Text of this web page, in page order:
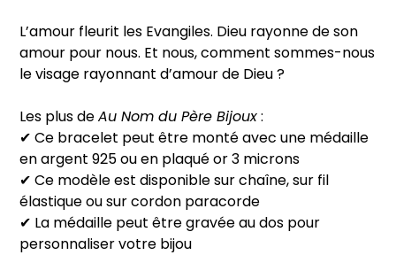
L’amour fleurit les Evangiles. Dieu rayonne de son
amour pour nous. Et nous, comment sommes-nous
le visage rayonnant d’amour de Dieu ?
Les plus deAu Nom du Père Bijoux:
✔ Ce bracelet peut être monté avec une médaille
en argent 925 ou en plaqué or 3 microns
✔ Ce modèle est disponible sur chaîne, sur fil
élastique ou sur cordon paracorde
✔ La médaille peut être gravée au dos pour
personnaliser votre bijou